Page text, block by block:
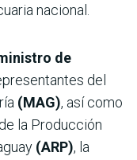
nacional.
de
del
(MAG), así como
la Producción
(ARP), la